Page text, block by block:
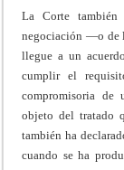
La Corte
negociación —o de
llegue a un
cumplir el
compromisoria de
objeto del tratado
también ha
cuando se ha